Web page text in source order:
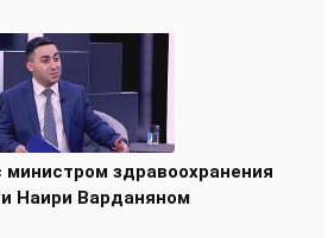
министром здравоохранения
Наири Варданяном